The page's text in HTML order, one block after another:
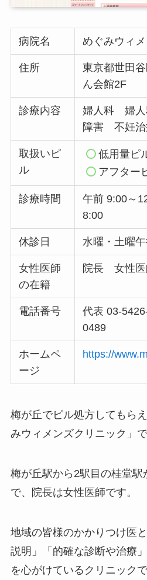
病院名 めぐみウィ
住所
東京都世田
ん会館2F
診療内容
婦人科 婦
障害 不妊治
取扱いピ
ル
低用量ピ
アフター
診療時間
午前 9:00～
8:00
休診日 水曜・土曜
女性医師
の在籍
院長 女性医
電話番号
代表 03-
0489
ホームペ
ージ
https://
梅が丘でピル処方してもら
みウィメンズクリニック」で
梅が丘駅から2駅目の桂堂駅
で、院長は女性医師です。
地域の皆様のかかりつけ医
説明」「的確な診断や治療
を心がけているクリニックで